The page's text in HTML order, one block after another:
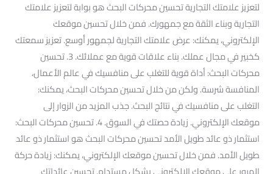
لتعزيز علامتك التجارية تحسين محركات البحث هو بوابة لتعزيز علامتك
التجارية وبناء الثقة مع جمهورك. فمن خلال تحسين موقعك
الإلكتروني، يمكنك: عرض علامتك التجارية لجمهور أوسع. تعزيز سمعتك
كخبير في مجال عملك. بناء علاقات قوية مع عملائك. 3. تحسين
محركات البحث: أداة قوية للتغلب على منافسيك في عالم الأعمال،
المنافسة شرسة. ولكن من خلال تحسين محركات البحث، يمكنك:
التغلب على منافسيك في نتائج البحث. جذب المزيد من الزوار إلى
موقعك الإلكتروني. زيادة حصتك في السوق. 4. تحسين محركات البحث:
استثمار ذو عائد طويل الأمد تحسين محركات البحث هو استثمار ذو عائد
طويل الأمد. فمن خلال تحسين موقعك الإلكتروني، يمكنك: زيادة حركة